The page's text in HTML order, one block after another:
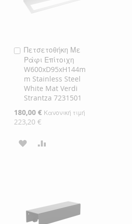
Πετσετοθήκη Με
Ράφι Επίτοιχη
W600xD95xH144m
m Stainless Steel
White Mat Verdi
Strantza 7231501
Ειδική
Τιμή
180,00 € Κανονική τιμή
223,20 €
Προσθήκη
στο
Καλάθι
ΠΡΟΣΘΉΚΗ